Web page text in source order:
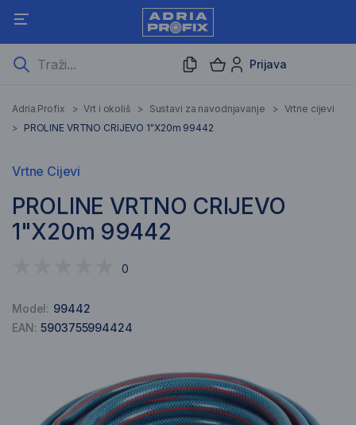
Prijava
Adria Profix > Vrt i okoliš > Sustavi za navodnjavanje > Vrtne cijevi
> PROLINE VRTNO CRIJEVO 1"X20m 99442
Vrtne Cijevi
PROLINE VRTNO CRIJEVO
1"X20m 99442
0
Model: 99442
EAN: 5903755994424